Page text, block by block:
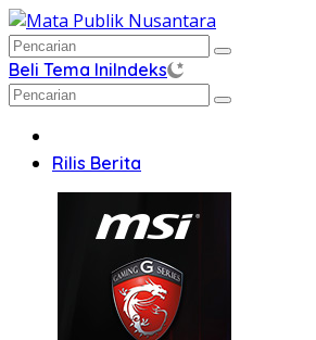
Langsung
ke
konten
Beli Tema IniIndeks
Rilis Berita